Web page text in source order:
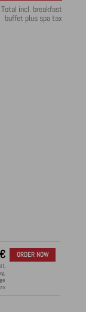
€ ORDER NOW
Total incl. breakfast
buffet plus spa tax